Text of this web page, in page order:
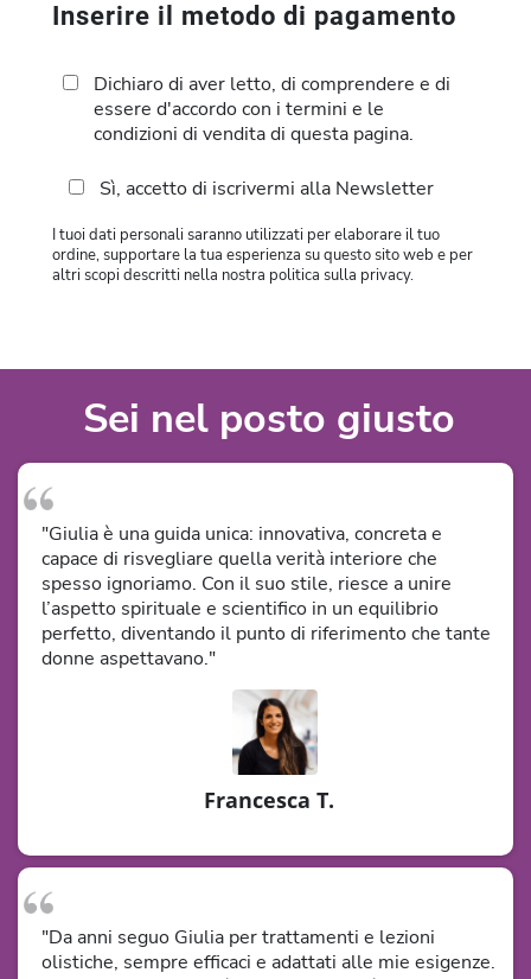
Inserire il metodo di pagamento
Dichiaro di aver letto, di comprendere e di
essere d'accordo con i termini e le
condizioni di vendita di questa pagina.
Sì, accetto di iscrivermi alla Newsletter
I tuoi dati personali saranno utilizzati per elaborare il tuo
ordine, supportare la tua esperienza su questo sito web e per
altri scopi descritti nella nostra politica sulla privacy.
Sei nel posto giusto
"Giulia è una guida unica: innovativa, concreta e
capace di risvegliare quella verità interiore che
spesso ignoriamo. Con il suo stile, riesce a unire
l’aspetto spirituale e scientifico in un equilibrio
perfetto, diventando il punto di riferimento che tante
donne aspettavano."
Francesca T.
"Da anni seguo Giulia per trattamenti e lezioni
olistiche, sempre efficaci e adattati alle mie esigenze.